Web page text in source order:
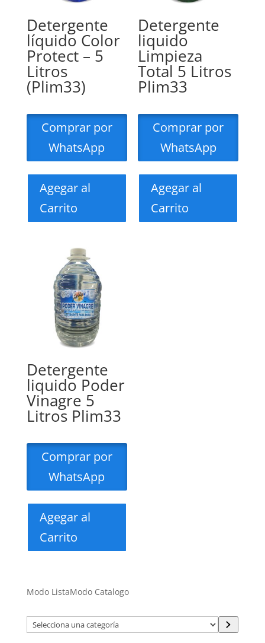
Detergente
líquido Color
Protect – 5
Litros
(Plim33)
Comprar por
WhatsApp
Agegar al
Carrito
Detergente
liquido
Limpieza
Total 5 Litros
Plim33
Comprar por
WhatsApp
Agegar al
Carrito
Detergente
liquido Poder
Vinagre 5
Litros Plim33
Comprar por
WhatsApp
Agegar al
Carrito
Modo ListaModo Catalogo
Selecciona
una